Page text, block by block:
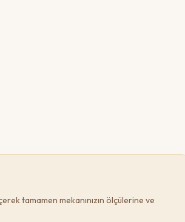
tamamen mekanınızın ölçülerine ve